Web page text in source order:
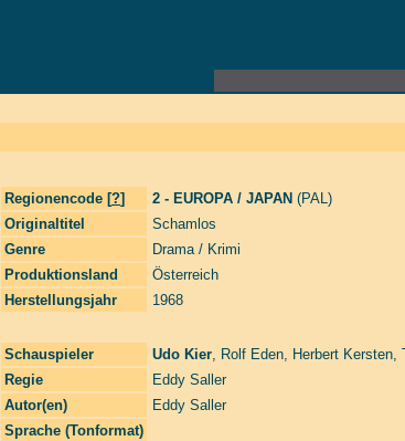
Regionencode [?] 2 - EUROPA / JAPAN (PAL)
Originaltitel
Schamlos
Genre
Drama / Krimi
Produktionsland
Österreich
Herstellungsjahr
1968
Schauspieler Udo Kier, Rolf Eden, Herbert Kersten,
Regie
Eddy Saller
Autor(en)
Eddy Saller
Sprache (Tonformat)